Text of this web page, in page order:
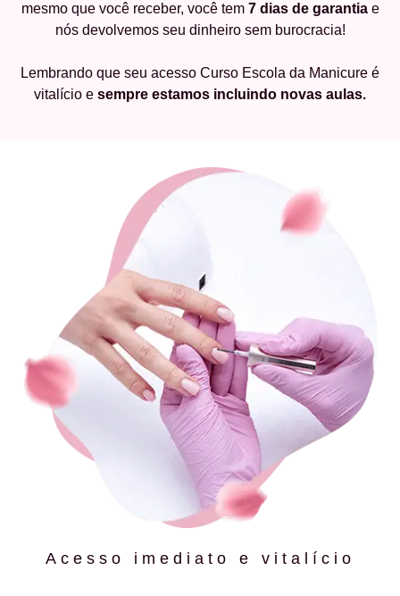
mesmo que você receber, você tem 7 dias de garantiae
nós devolvemos seu dinheiro sem burocracia!
Lembrando que seu acesso Curso Escola da Manicure é
vitalício e sempre estamos incluindo novas aulas.
Acesso imediato e vitalício